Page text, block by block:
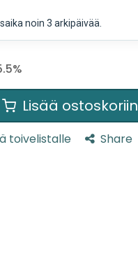
noin 3 arkipäivää.
Lisää ostoskoriin
toivelistalle
Share